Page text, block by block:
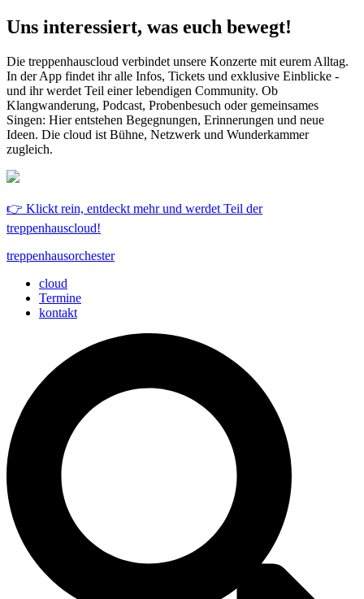
Uns interessiert, was euch bewegt!
Die treppenhauscloud verbindet unsere Konzerte mit eurem Alltag.
In der App findet ihr alle Infos, Tickets und exklusive Einblicke -
und ihr werdet Teil einer lebendigen Community. Ob
Klangwanderung, Podcast, Probenbesuch oder gemeinsames
Singen: Hier entstehen Begegnungen, Erinnerungen und neue
Ideen. Die cloud ist Bühne, Netzwerk und Wunderkammer
zugleich.
👉 Klickt rein, entdeckt mehr und werdet Teil der
treppenhauscloud!
treppenhausorchester
cloud
Termine
kontakt